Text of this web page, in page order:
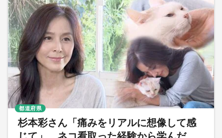
杉本彩さん「痛みをリアルに想像して感
都道府県